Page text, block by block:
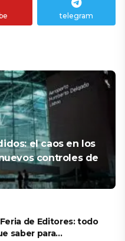
telegram
el caos en los
controles de
de Editores: todo
saber para